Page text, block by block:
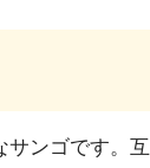
ンゴです。